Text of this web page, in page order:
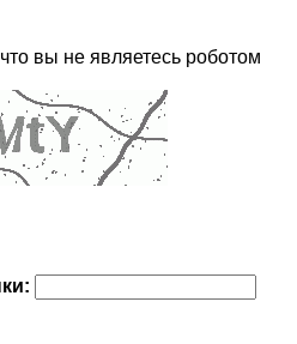
вы не являетесь роботом